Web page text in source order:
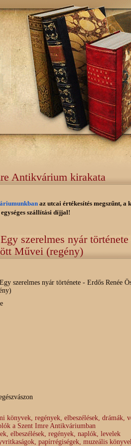
Antikvárium kirakata
az utcai értékesítés megszűnt,
szállítási díjjal!
szerelmes nyár története
Művei (regény)
szerelmes nyár története - Erdős Renée
könyvek, regények, elbeszélések, drámák,
a Szent Imre Antikváriumban
elbeszélések, regények, naplók, levelek
papírrégiségek, muzeális